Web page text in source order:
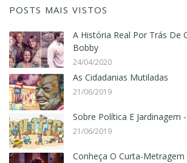
POSTS MAIS VISTOS
A História Real Por Trás De
Bobby
24/04/2020
As Cidadanias Mutiladas
21/06/2019
Sobre Política E Jardinagem
21/06/2019
Conheça O Curta-